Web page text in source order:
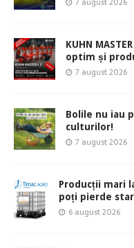
KUHN
optim și
7 august 2026
Bolile nu iau
culturilor!
7 august 2026
Producții mari
poți pierde
6 august 2026